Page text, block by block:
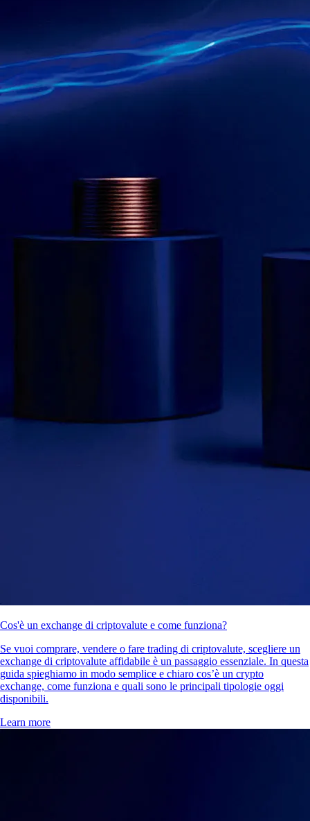
Cos'è un exchange di criptovalute e come funziona?
Se vuoi comprare, vendere o fare trading di criptovalute, scegliere un
exchange di criptovalute affidabile è un passaggio essenziale. In questa
guida spieghiamo in modo semplice e chiaro cos’è un crypto
exchange, come funziona e quali sono le principali tipologie oggi
disponibili.
Learn more